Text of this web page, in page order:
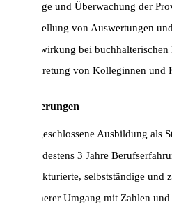
Pflege und Überwachung der
Erstellung von Auswertungen
Mitwirkung bei buchhalterischen
Vertretung von Kolleginnen und
Anforderungen
Abgeschlossene Ausbildung als
Mindestens 3 Jahre
Strukturierte, selbstständige und
Sicherer Umgang mit Zahlen